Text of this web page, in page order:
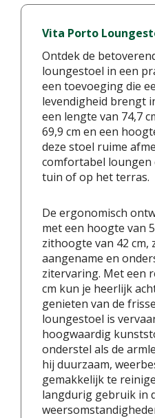
Vita Porto
Ontdek de
loungestoel in een
een toevoeging die
levendigheid brengt
een lengte van 74,7
69,9 cm en een
deze stoel ruime
comfortabel loungen
tuin of op het terras.
De ergonomisch
met een hoogte van
zithoogte van 42 cm,
aangename en
zitervaring. Met een
cm kun je heerlijk
genieten van de
loungestoel is
hoogwaardig
onderstel als de
hij duurzaam,
gemakkelijk te
langdurig gebruik in